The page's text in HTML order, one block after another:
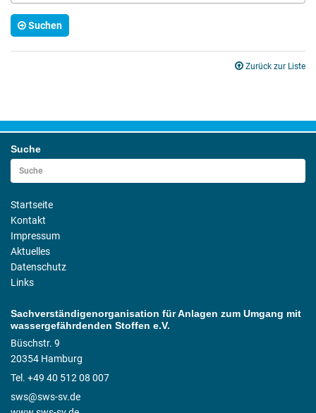
Suchen
Zurück zur Liste
Suche
Startseite
Kontakt
Impressum
Aktuelles
Datenschutz
Links
Sachverständigenorganisation für Anlagen zum Umgang mit
wassergefährdenden Stoffen e.V.
Büschstr. 9
20354 Hamburg
Tel. +49 40 512 08 007
sws@sws-sv.de